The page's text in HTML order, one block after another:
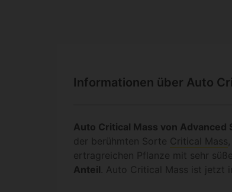
Informationen über Auto
Auto Critical Mass von Advanced
der berühmten Sorte Critical Mass
ertragreichen Pflanze mit sehr
Anteil. Auto Critical Mass ist jetzt